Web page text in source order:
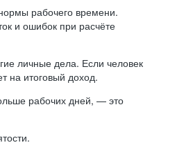
рабочего времени.
и ошибок при расчёте
личные дела. Если человек
на итоговый доход.
рабочих дней, — это